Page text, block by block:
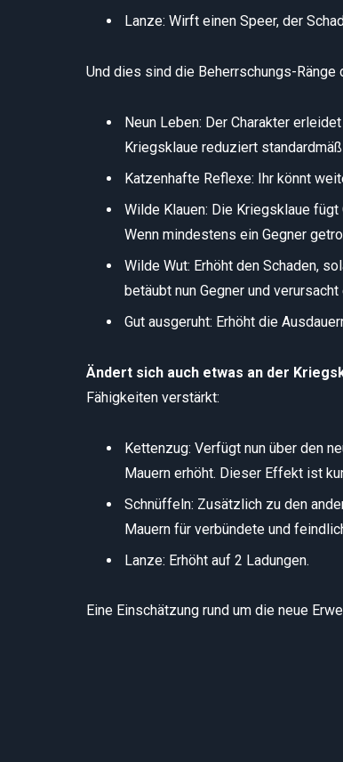
Lanze: Wirft einen Speer, der
Und dies sind die Beherrschungs-Ränge
Neun Leben: Der Charakter
Kriegsklaue reduziert
Katzenhafte Reflexe: Ihr könnt
Wilde Klauen: Die Kriegsklaue
Wenn mindestens ein Gegner
Wilde Wut: Erhöht den Schaden,
betäubt nun Gegner und
Gut ausgeruht: Erhöht die
Ändert sich auch etwas an der
Fähigkeiten verstärkt:
Kettenzug: Verfügt nun über den
Mauern erhöht. Dieser Effekt ist
Schnüffeln: Zusätzlich zu den
Mauern für verbündete und
Lanze: Erhöht auf 2 Ladungen.
Eine Einschätzung rund um die neue